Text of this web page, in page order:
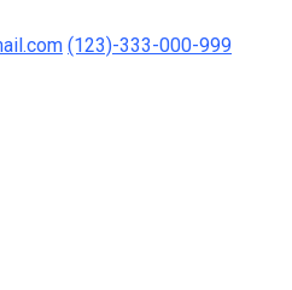
(123)-333-000-999